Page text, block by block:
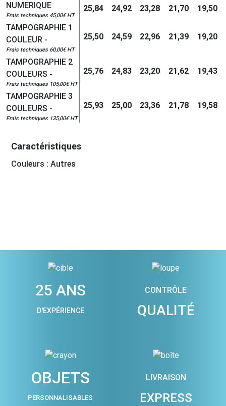
NUMERIQUE
Frais techniques 45,00€ HT
25,84 24,92 23,28 21,70
19,50
TAMPOGRAPHIE 1
COULEUR -
Frais techniques 60,00€ HT
25,50 24,59 22,96 21,39 19,20
TAMPOGRAPHIE 2
COULEURS -
Frais techniques 105,00€ HT
25,76 24,83 23,20 21,62 19,43
TAMPOGRAPHIE 3
COULEURS -
Frais techniques 135,00€ HT
25,93 25,00 23,36 21,78 19,58
Caractéristiques
Couleurs : Autres
25 ANS
D'EXPÉRIENCE
CONTRÔLE
QUALITÉ
OBJETS
PERSONNALISABLES
LIVRAISON
EXPRESS